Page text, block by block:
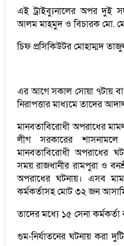
এই ট্রাইব্যুনালের অপর দুই
আলম মাহমুদ ও বিচারক মো.
চিফ প্রসিকিউটর মোহাম্মদ
এর আগে সকাল সোয়া ৭টায়
নিরাপত্তার মাধ্যমে তাদের
মানবতাবিরোধী অপরাধের
লীগ সরকারের শাসনামলে
মানবতাবিরোধী অপরাধের
সময় রাজধানীর রামপুরা ও
অপরাধের ঘটনায়। এসব
কর্মকর্তাসহ মোট ৩২ জন
তাদের মধ্যে ১৫ সেনা
গুম-নির্যাতনের ঘটনায় করা